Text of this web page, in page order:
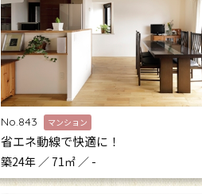
No.843 マンション
省エネ動線で快適に！
築24年 ／ 71㎡ ／ -